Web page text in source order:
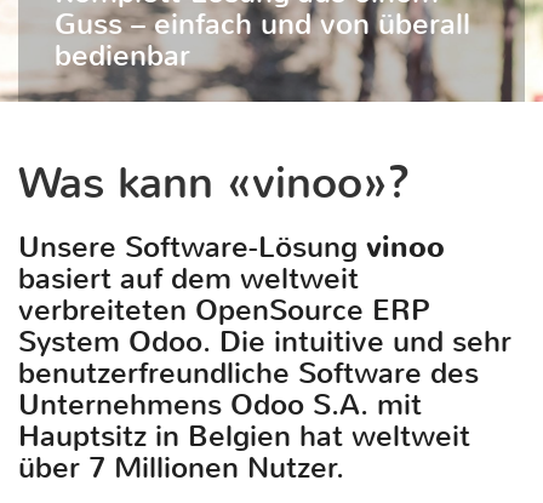
Guss – einfach und von überall
bedienbar
Was kann «vinoo»?
Unsere Software-Lösung vinoo
basiert auf dem weltweit
verbreiteten OpenSource ERP
System Odoo. Die intuitive und sehr
benutzerfreundliche Software des
Unternehmens Odoo S.A. mit
Hauptsitz in Belgien hat weltweit
über 7 Millionen Nutzer.